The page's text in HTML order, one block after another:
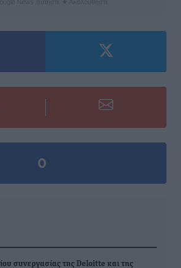
0
συνεργασίας της Deloitte και της